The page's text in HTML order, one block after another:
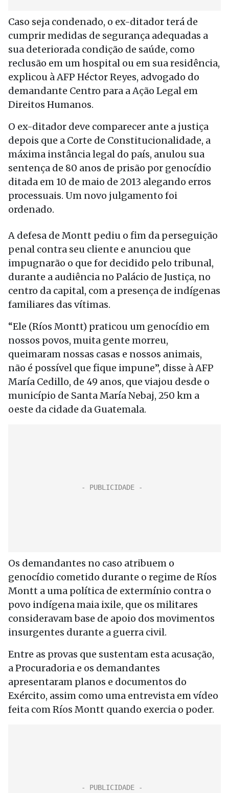
Caso seja condenado, o ex-ditador terá de
cumprir medidas de segurança adequadas a
sua deteriorada condição de saúde, como
reclusão em um hospital ou em sua residência,
explicou à AFP Héctor Reyes, advogado do
demandante Centro para a Ação Legal em
Direitos Humanos.
O ex-ditador deve comparecer ante a justiça
depois que a Corte de Constitucionalidade, a
máxima instância legal do país, anulou sua
sentença de 80 anos de prisão por genocídio
ditada em 10 de maio de 2013 alegando erros
processuais. Um novo julgamento foi
ordenado.
A defesa de Montt pediu o fim da perseguição
penal contra seu cliente e anunciou que
impugnarão o que for decidido pelo tribunal,
durante a audiência no Palácio de Justiça, no
centro da capital, com a presença de indígenas
familiares das vítimas.
“Ele (Ríos Montt) praticou um genocídio em
nossos povos, muita gente morreu,
queimaram nossas casas e nossos animais,
não é possível que fique impune”, disse à AFP
María Cedillo, de 49 anos, que viajou desde o
município de Santa María Nebaj, 250 km a
oeste da cidade da Guatemala.
Os demandantes no caso atribuem o
genocídio cometido durante o regime de Ríos
Montt a uma política de extermínio contra o
povo indígena maia ixile, que os militares
consideravam base de apoio dos movimentos
insurgentes durante a guerra civil.
Entre as provas que sustentam esta acusação,
a Procuradoria e os demandantes
apresentaram planos e documentos do
Exército, assim como uma entrevista em vídeo
feita com Ríos Montt quando exercia o poder.